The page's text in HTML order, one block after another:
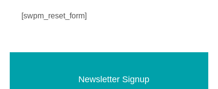
[swpm_reset_form]
Newsletter Signup